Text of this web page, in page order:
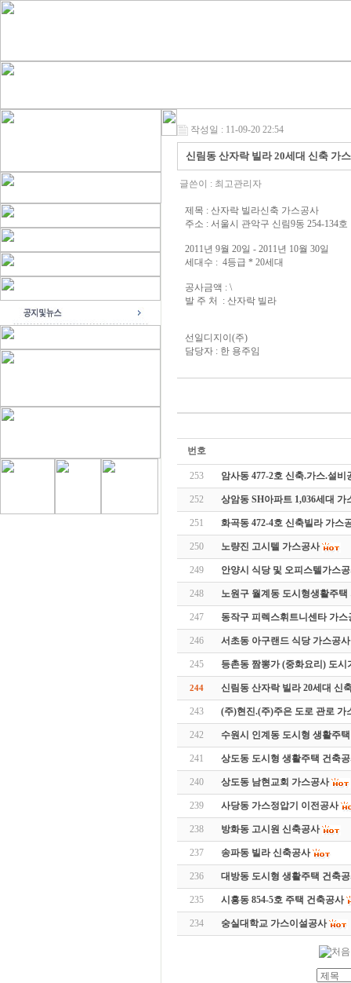
작성일 : 11-09-20 22:54
신림동 산자락 빌라 20세대 신축 가
글쓴이 : 최고관리자
제목 : 산자락 빌라신축 가스공사
주소 : 서울시 관악구 신림9동 254-134호
2011년 9월 20일 - 2011년 10월 30일
세대수 : 4등급 * 20세대
공사금액 : \
발 주 처 : 산자락 빌라
선일디지이(주)
담당자 : 한 용주임
번호
253 암사동 477-2호 신축.가스.설비
252 상암동 SH아파트 1,036세대 가
251 화곡동 472-4호 신축빌라 가스
250 노량진 고시텔 가스공사
249 안양시 식당 및 오피스텔가스
248 노원구 월계동 도시형생활주택
247 동작구 피렉스휘트니센타 가스
246 서초동 아구랜드 식당 가스공사
245 등촌동 짬뽕가 (중화요리) 도시
244 신림동 산자락 빌라 20세대 신
243 (주)현진.(주)주은 도로 관로 가
242 수원시 인계동 도시형 생활주
241 상도동 도시형 생활주택 건축
240 상도동 남현교회 가스공사
239 사당동 가스정압기 이전공사
238 방화동 고시원 신축공사
237 송파동 빌라 신축공사
236 대방동 도시형 생활주택 건축
235 시흥동 854-5호 주택 건축공사
234 숭실대학교 가스이설공사